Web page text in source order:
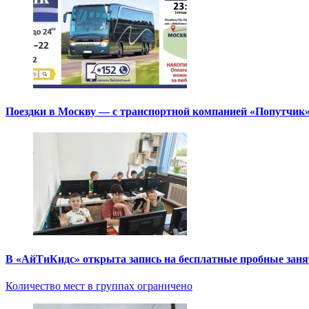
Поездки в Москву — с транспортной компанией «Попутчик»
В «АйТиКидс» открыта запись на бесплатные пробные
Количество мест в группах ограничено